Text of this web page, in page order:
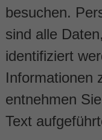
besuchen.
sind alle
identifiziert
Informationen
entnehmen
Text